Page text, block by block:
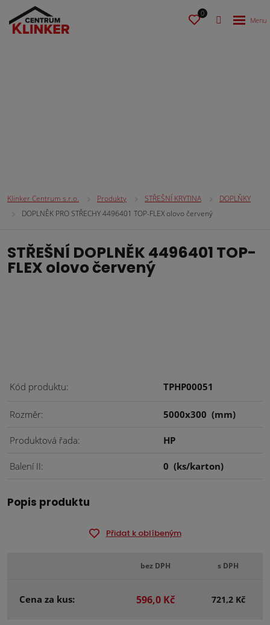
0
Klinker Centrum s.r.o. Produkty STŘEŠNÍ KRYTINA
DOPLŇKY
DOPLNĚK PRO STŘECHY 4496401 TOP-FLEX olovo červený
STŘEŠNÍ DOPLNĚK 4496401 TOP-
FLEX olovo červený
Kód produktu TPHP00051
Rozměr 5000x300 (mm)
Produktová řada HP
Balení II 0 (ks/karton)
Popis produktu
Přidat k oblíbeným
bez DPH s DPH
Cena za kus: 596,0 Kč 721,2 Kč